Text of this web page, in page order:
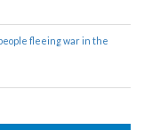
fleeing war in the